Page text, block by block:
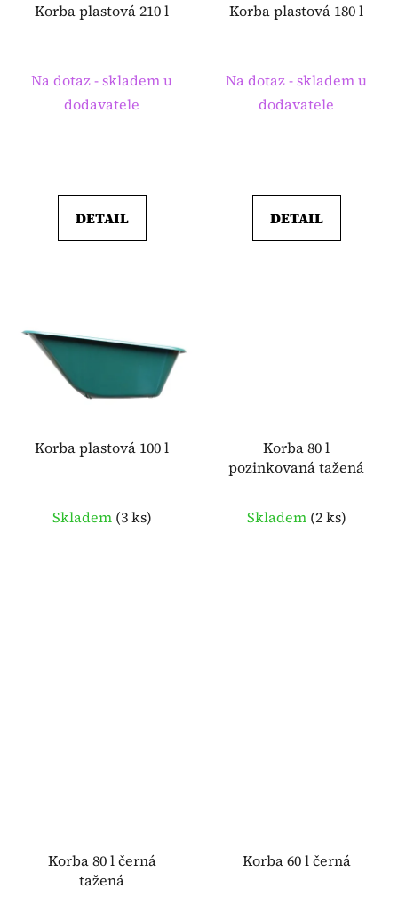
Korba plastová 210 l
Na dotaz - skladem u
dodavatele
DETAIL
Korba plastová 180 l
Na dotaz - skladem u
dodavatele
DETAIL
Korba plastová 100 l
Skladem (3 ks)
Korba 80 l
pozinkovaná tažená
Skladem (2 ks)
Korba 80 l černá
tažená
Korba 60 l černá